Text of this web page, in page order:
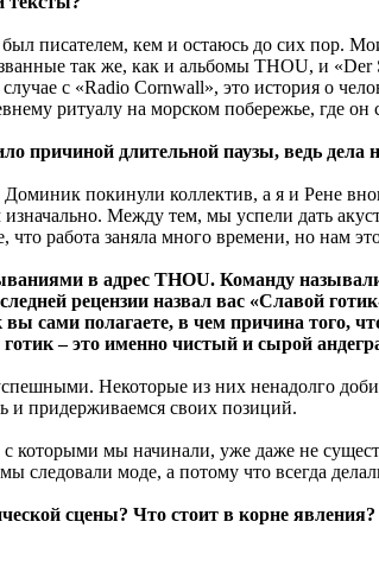
писателем, кем и остаюсь до сих пор.
так же, как и альбомы THOU, и
с «Radio Cornwall», это история о
ритуалу на морском побережье, где он
причиной длительной паузы, ведь
покинули коллектив, а я и Рене
Между тем, мы успели дать
работа заняла много времени, но нам
в адрес THOU. Команду
рецензии назвал вас «Славой
сами полагаете, в чем причина того,
– это именно чистый и сырой
Некоторые из них ненадолго
и придерживаемся своих позиций.
которыми мы начинали, уже даже не
моде, а потому что всегда
сцены? Что стоит в корне